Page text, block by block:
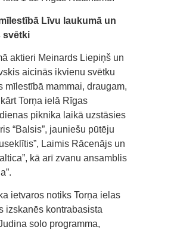
Līvu laukumā un
svētki
aktieri Meinards Liepiņš un
aicinās ikvienu svētku
mīlestībā mammai, draugam,
Torņa ielā Rīgas
piknika laikā uzstāsies
“Balsis”, jauniešu pūtēju
Laimis Rācenājs un
kā arī zvanu ansamblis
ietvaros notiks Torņa ielas
izskanēs kontrabasista
solo programma,